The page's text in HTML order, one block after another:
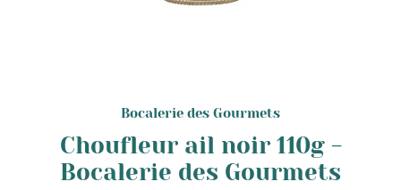
Bocalerie des Gourmets
Choufleur ail noir 110g -
Bocalerie des Gourmets